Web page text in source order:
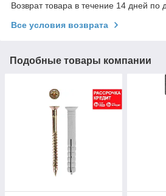
Возврат товара в течение 14 дней по
Все условия возврата
Подобные товары компании